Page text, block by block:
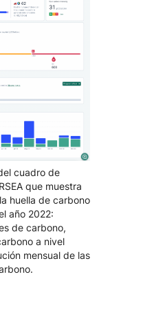
cuadro de
que muestra
huella de carbono
año 2022:
de carbono,
a nivel
mensual de las